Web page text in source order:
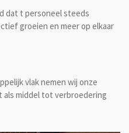
dat t personeel steeds
groeien en meer op elkaar
vlak nemen wij onze
middel tot verbroedering